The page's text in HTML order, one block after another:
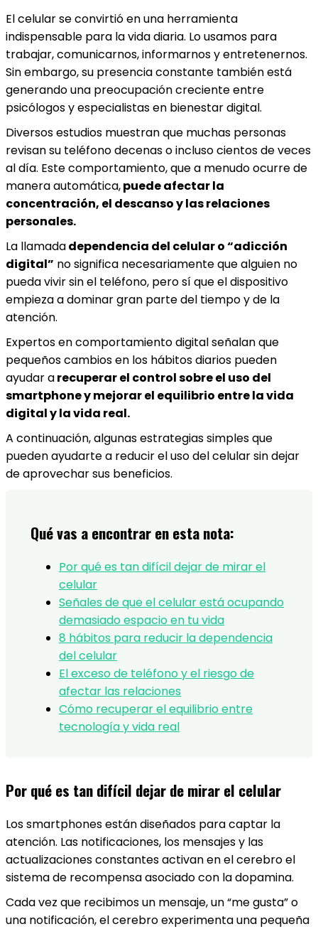
El celular se convirtió en una herramienta
indispensable para la vida diaria. Lo usamos para
trabajar, comunicarnos, informarnos y entretenernos.
Sin embargo, su presencia constante también está
generando una preocupación creciente entre
psicólogos y especialistas en bienestar digital.
Diversos estudios muestran que muchas personas
revisan su teléfono decenas o incluso cientos de veces
al día. Este comportamiento, que a menudo ocurre de
manera automática,puede afectar la
concentración, el descanso y las relaciones
personales.
La llamadadependencia del celular o “adicción
digital” no significa necesariamente que alguien no
pueda vivir sin el teléfono, pero sí que el dispositivo
empieza a dominar gran parte del tiempo y de la
atención.
Expertos en comportamiento digital señalan que
pequeños cambios en los hábitos diarios pueden
ayudar arecuperar el control sobre el uso del
smartphone y mejorar el equilibrio entre la vida
digital y la vida real.
A continuación, algunas estrategias simples que
pueden ayudarte a reducir el uso del celular sin dejar
de aprovechar sus beneficios.
Qué vas a encontrar en esta nota:
Por qué es tan difícil dejar de mirar el
celular
Señales de que el celular está ocupando
demasiado espacio en tu vida
8 hábitos para reducir la dependencia
del celular
El exceso de teléfono y el riesgo de
afectar las relaciones
Cómo recuperar el equilibrio entre
tecnología y vida real
Por qué es tan difícil dejar de mirar el celular
Los smartphones están diseñados para captar la
atención. Las notificaciones, los mensajes y las
actualizaciones constantes activan en el cerebro el
sistema de recompensa asociado con la dopamina.
Cada vez que recibimos un mensaje, un “me gusta” o
una notificación, el cerebro experimenta una pequeña